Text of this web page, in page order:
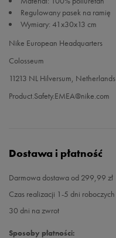
Regulowany pasek na ramię
Wymiary: 41x30x13 cm
Nike European Headquarters
Colosseum
11213 NL Hilversum, Netherlands
Product.Safety.EMEA@nike.com
Dostawa i płatność
Darmowa dostawa od 299,99 zł
Czas realizacji 1-5 dni roboczych
30 dni na zwrot
Sposoby płatności: